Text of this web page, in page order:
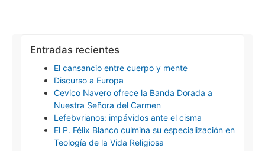
Entradas recientes
El cansancio entre cuerpo y mente
Discurso a Europa
Cevico Navero ofrece la Banda Dorada a
Nuestra Señora del Carmen
Lefebvrianos: impávidos ante el cisma
El P. Félix Blanco culmina su especialización en
Teología de la Vida Religiosa